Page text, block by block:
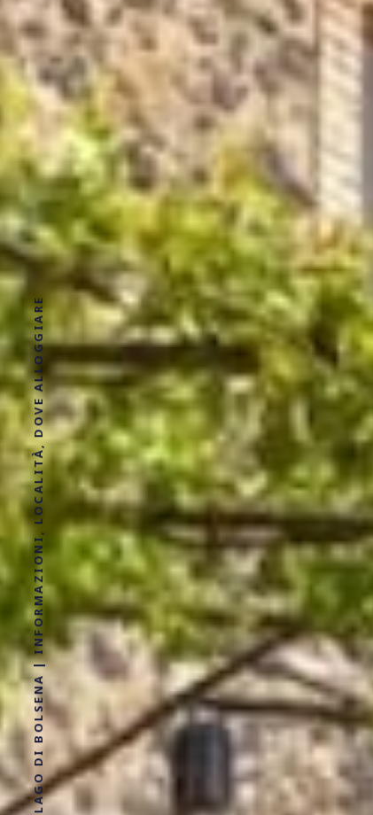
LAGO DI BOLSENA | INFORMAZIONI, LOCALITÀ, DOVE ALLOGGIARE